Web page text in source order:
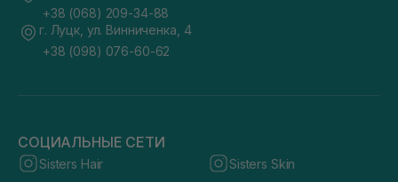
+38 (068) 209-34-88
г. Луцк, ул. Винниченка, 4
+38 (098) 076-60-62
СОЦИАЛЬНЫЕ СЕТИ
Sisters Hair Sisters Skin